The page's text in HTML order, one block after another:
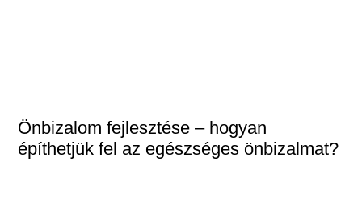
Önbizalom fejlesztése – hogyan
építhetjük fel az egészséges önbizalmat?